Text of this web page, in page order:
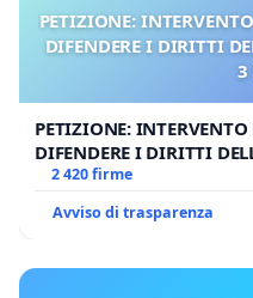
PETIZIONE:
DIFENDERE I DIRITTI
3
PETIZIONE:
DIFENDERE I DIRITTI
UDG)
2 420 firme
Avviso di trasparenza